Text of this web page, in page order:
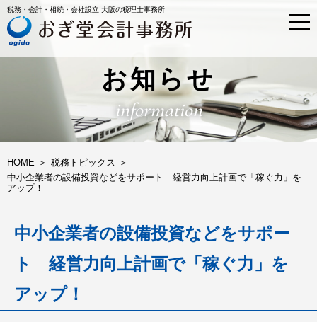
税務・会計・相続・会社設立 大阪の税理士事務所
t
o
g
n
a
v
i
i
お知らせ
information
HOME
税務トピックス
中小企業者の設備投資などをサポート 経営力向上計画で「稼ぐ力」を
アップ！
中小企業者の設備投資などをサポー
ト 経営力向上計画で「稼ぐ力」を
アップ！